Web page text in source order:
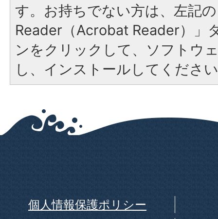
す。お持ちでない方は、左記
Reader（Acrobat Reader）」
ンをクリックして、ソフトウ
し、インストールしてくださ
個人情報保護ポリシー